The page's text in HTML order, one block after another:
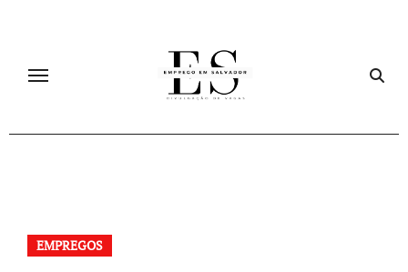
EMPREGOS